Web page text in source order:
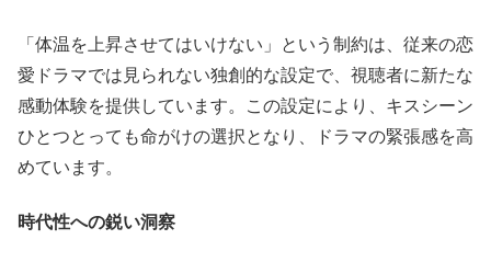
「体温を上昇させてはいけない」という制約は、従来の恋
愛ドラマでは見られない独創的な設定で、視聴者に新たな
感動体験を提供しています。この設定により、キスシーン
ひとつとっても命がけの選択となり、ドラマの緊張感を高
めています。
時代性への鋭い洞察